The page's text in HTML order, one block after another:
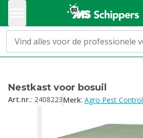
Nestkast voor bosuil
Art.nr.: 2408223Merk: Agro Pest Control